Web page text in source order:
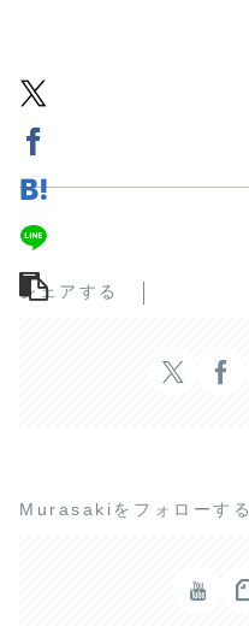
シェアする
Murasakiをフォローする